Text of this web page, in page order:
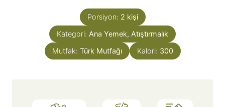
Porsiyon: 2 kişi
Kategori: Ana Yemek, Atıştırmalık
Mutfak: Türk Mutfağı Kalori: 300